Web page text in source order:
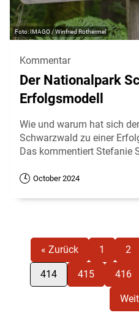
IMAGO / Winfried Rothermel
Kommentar
Der Nationalpark
Erfolgsmodell
Wie und warum hat sich
Schwarzwald zu einer
Das kommentiert Stefanie
October 2024
« Zurück 1 2
414 415 416